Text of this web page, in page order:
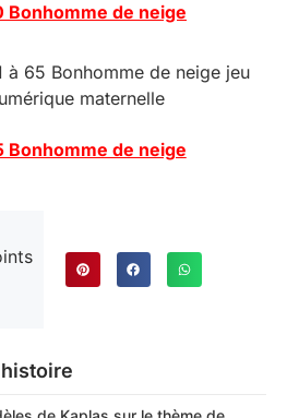
Bonhomme de neige
Bonhomme de neige